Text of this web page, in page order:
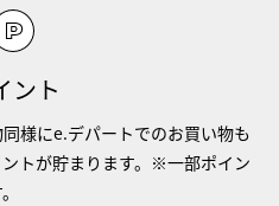
ント
様にe.デパートでのお買い物も
トが貯まります。※一部ポイン